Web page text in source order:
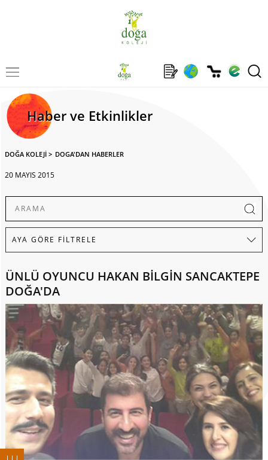
Haber ve Etkinlikler
DOĞA KOLEJİ > DOGA'DAN HABERLER
20 MAYIS 2015
ÜNLÜ OYUNCU HAKAN BİLGİN SANCAKTEPE
DOĞA'DA